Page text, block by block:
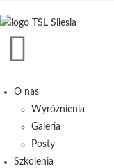
treści
O nas
Wyróżnienia
Galeria
Posty
Szkolenia